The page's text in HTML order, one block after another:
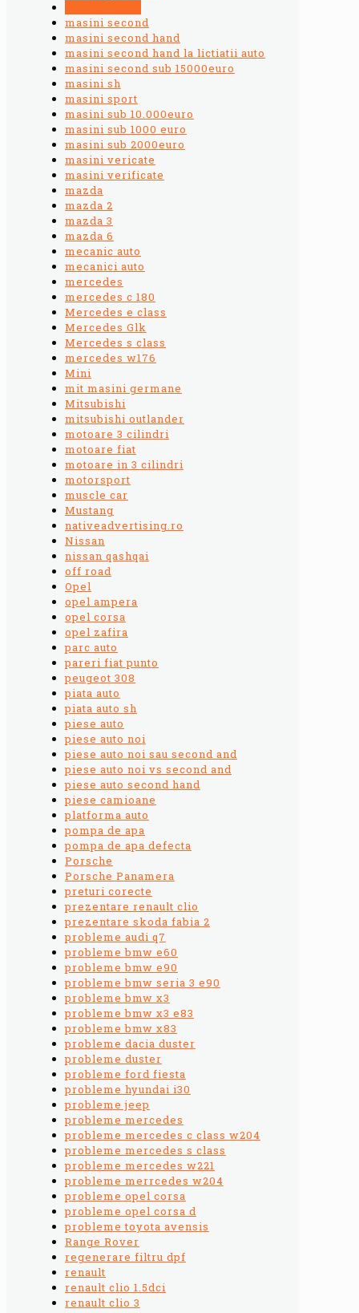
masini second
masini second hand
masini second hand la lictiatii auto
masini second sub 15000euro
masini sh
masini sport
masini sub 10.000euro
masini sub 1000 euro
masini sub 2000euro
masini vericate
masini verificate
mazda
mazda 2
mazda 3
mazda 6
mecanic auto
mecanici auto
mercedes
mercedes c 180
Mercedes e class
Mercedes Glk
Mercedes s class
mercedes w176
Mini
mit masini germane
Mitsubishi
mitsubishi outlander
motoare 3 cilindri
motoare fiat
motoare in 3 cilindri
motorsport
muscle car
Mustang
nativeadvertising.ro
Nissan
nissan qashqai
off road
Opel
opel ampera
opel corsa
opel zafira
parc auto
pareri fiat punto
peugeot 308
piata auto
piata auto sh
piese auto
piese auto noi
piese auto noi sau second and
piese auto noi vs second and
piese auto second hand
piese camioane
platforma auto
pompa de apa
pompa de apa defecta
Porsche
Porsche Panamera
preturi corecte
prezentare renault clio
prezentare skoda fabia 2
probleme audi q7
probleme bmw e60
probleme bmw e90
probleme bmw seria 3 e90
probleme bmw x3
probleme bmw x3 e83
probleme bmw x83
probleme dacia duster
probleme duster
probleme ford fiesta
probleme hyundai i30
probleme jeep
probleme mercedes
probleme mercedes c class w204
probleme mercedes s class
probleme mercedes w221
probleme merrcedes w204
probleme opel corsa
probleme opel corsa d
probleme toyota avensis
Range Rover
regenerare filtru dpf
renault
renault clio 1.5dci
renault clio 3